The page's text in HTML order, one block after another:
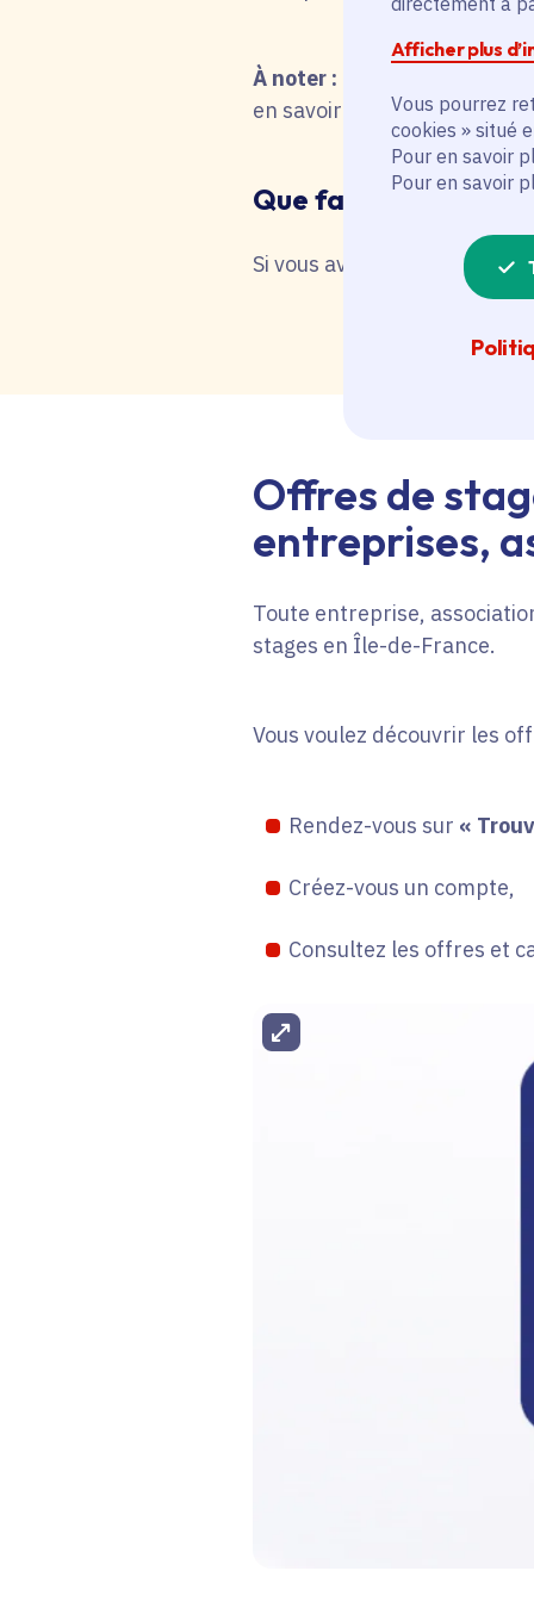
Afficher plus
Vous pourrez
cookies » situé
Pour en savoir
Pour en savoir
À noter :
pour une
en savoir plus en
Que faire en cas de
Si vous avez besoin d'une
Offres de
entreprises,
Toute entreprise,
stages en Île-de-France.
Vous voulez découvrir les
Rendez-vous sur «
Créez-vous un compte,
Consultez les offres et
Agrandir l'image